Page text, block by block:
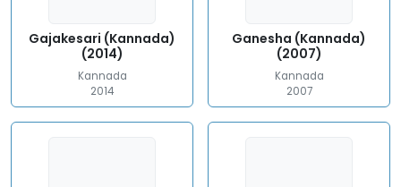
Gajakesari (Kannada)
(2014)
Kannada
2014
Ganesha (Kannada)
(2007)
Kannada
2007